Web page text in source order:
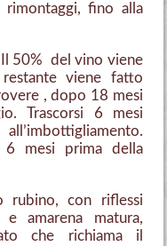
fino alla
50% del vino viene
viene fatto
, dopo 18 mesi
Trascorsi 6 mesi
mesi prima della
con riflessi
amarena matura,
che richiama il